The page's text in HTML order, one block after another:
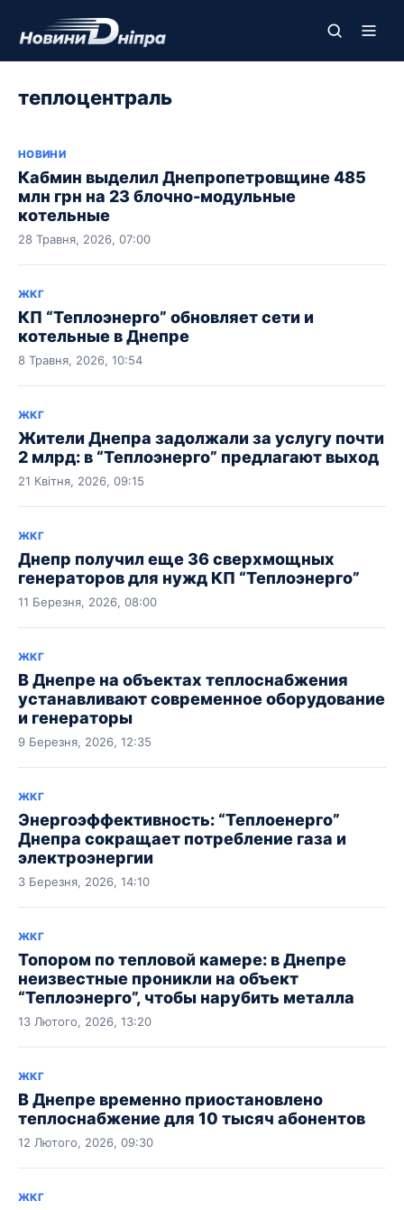
теплоцентраль
НОВИНИ
Кабмин выделил Днепропетровщине 485
млн грн на 23 блочно-модульные
котельные
28 Травня, 2026, 07:00
ЖКГ
КП “Теплоэнерго” обновляет сети и
котельные в Днепре
8 Травня, 2026, 10:54
ЖКГ
Жители Днепра задолжали за услугу почти
2 млрд: в “Теплоэнерго” предлагают выход
21 Квітня, 2026, 09:15
ЖКГ
Днепр получил еще 36 сверхмощных
генераторов для нужд КП “Теплоэнерго”
11 Березня, 2026, 08:00
ЖКГ
В Днепре на объектах теплоснабжения
устанавливают современное оборудование
и генераторы
9 Березня, 2026, 12:35
ЖКГ
Энергоэффективность: “Теплоенерго”
Днепра сокращает потребление газа и
электроэнергии
3 Березня, 2026, 14:10
ЖКГ
Топором по тепловой камере: в Днепре
неизвестные проникли на объект
“Теплоэнерго”, чтобы нарубить металла
13 Лютого, 2026, 13:20
ЖКГ
В Днепре временно приостановлено
теплоснабжение для 10 тысяч абонентов
12 Лютого, 2026, 09:30
ЖКГ